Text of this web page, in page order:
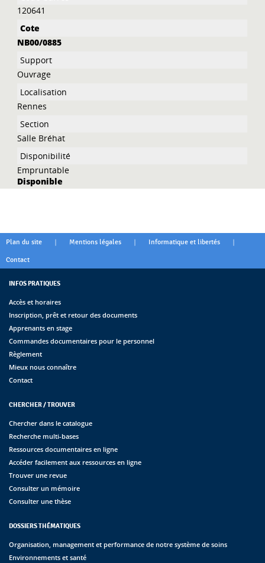
120641
NB00/0885
Ouvrage
Rennes
Salle Bréhat
Empruntable
Disponible
Plan du site | Mentions légales | Informatique et libertés |
Contact
INFOS PRATIQUES
Accès et horaires
Inscription, prêt et retour des documents
Apprenants en stage
Commandes documentaires pour le personnel
Règlement
Mieux nous connaître
Contact
CHERCHER / TROUVER
Chercher dans le catalogue
Recherche multi-bases
Ressources documentaires en ligne
Accéder facilement aux ressources en ligne
Trouver une revue
Consulter un mémoire
Consulter une thèse
DOSSIERS THÉMATIQUES
Organisation, management et performance de notre système de soins
Environnements et santé